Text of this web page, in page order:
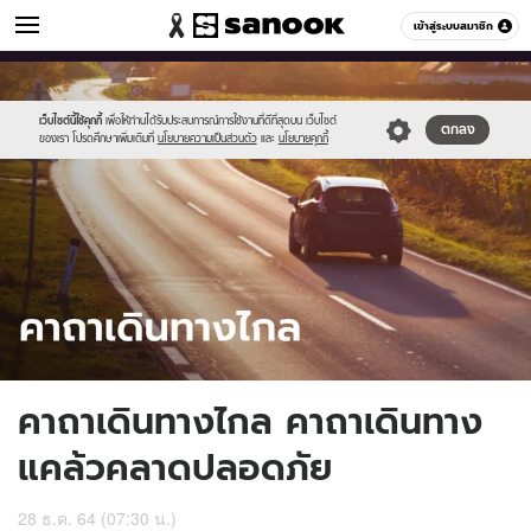
เข้าสู่ระบบสมาชิก
ดูดวง หมวดอื่นๆ
เว็บไซต์นี้ใช้คุกกี้ เพื่อให้ท่านได้รับประสบการณ์การใช้งานที่ดีที่สุดบน เว็บไซต์
ของเรา โปรดศึกษาเพิ่มเติมที่ นโยบายความเป็นส่วนตัว และ นโยบายคุกกี้
ตกลง
Sanook
//s.isanook.com/sr/0/images/logo-
new-
sanook.png
600
//s.isanook.com/ho/0/ud/44/220981/
คาถาเดินทางไกล คาถาเดินทาง
แคล้วคลาดปลอดภัย
28 ธ.ค. 64 (07:30 น.)